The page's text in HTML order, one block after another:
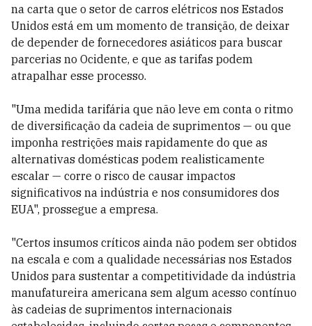
na carta que o setor de carros elétricos nos Estados
Unidos está em um momento de transição, de deixar
de depender de fornecedores asiáticos para buscar
parcerias no Ocidente, e que as tarifas podem
atrapalhar esse processo.
"Uma medida tarifária que não leve em conta o ritmo
de diversificação da cadeia de suprimentos — ou que
imponha restrições mais rapidamente do que as
alternativas domésticas podem realisticamente
escalar — corre o risco de causar impactos
significativos na indústria e nos consumidores dos
EUA", prossegue a empresa.
"Certos insumos críticos ainda não podem ser obtidos
na escala e com a qualidade necessárias nos Estados
Unidos para sustentar a competitividade da indústria
manufatureira americana sem algum acesso contínuo
às cadeias de suprimentos internacionais